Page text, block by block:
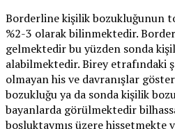
Borderline kişilik bozukluğunun
%2-3 olarak bilinmektedir.
gelmektedir bu yüzden sonda
alabilmektedir. Birey etrafındaki
olmayan his ve davranışlar
bozukluğu ya da sonda kişilik
bayanlarda görülmektedir
boşluktaymış üzere hissetmekte